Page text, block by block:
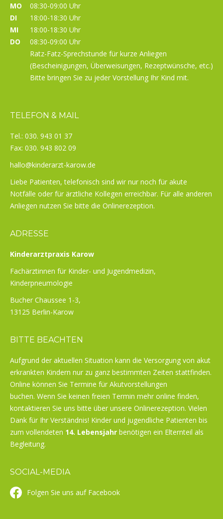
MO
08:30-09:00 Uhr
DI
18:00-18:30 Uhr
MI
18:00-18:30 Uhr
DO
08:30-09:00 Uhr
Ratz-Fatz-Sprechstunde für kurze Anliegen
(Bescheinigungen, Überweisungen, Rezeptwünsche, etc.)
Bitte bringen Sie zu jeder Vorstellung Ihr Kind mit.
TELEFON & MAIL
Tel.: 030. 943 01 37
Fax: 030. 943 802 09
hallo@kinderarzt-karow.de
Liebe Patienten, telefonisch sind wir nur noch für akute
Notfälle oder für ärztliche Kollegen erreichbar. Für alle anderen
Anliegen nutzen Sie bitte die Onlinerezeption.
ADRESSE
Kinderarztpraxis Karow
Fachärztinnen für Kinder- und Jugendmedizin,
Kinderpneumologie
Bucher Chaussee 1-3,
13125 Berlin-Karow
BITTE BEACHTEN
Aufgrund der aktuellen Situation kann die Versorgung von akut
erkrankten Kindern nur zu ganz bestimmten Zeiten stattfinden.
Online können Sie Termine für Akutvorstellungen
buchen. Wenn Sie keinen freien Termin mehr online finden,
kontaktieren Sie uns bitte über unsere Onlinerezeption. Vielen
Dank für Ihr Verständnis! Kinder und jugendliche Patienten bis
zum vollendeten 14. Lebensjahr benötigen ein Elternteil als
Begleitung.
SOCIAL-MEDIA
Folgen Sie uns auf Facebook